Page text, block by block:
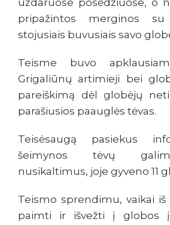
uždaruose posėdžiuose, o
pripažintos merginos
stojusiais buvusiais savo
Teisme buvo
Grigaliūnų artimieji bei
pareiškimą dėl globėjų
parašiusios paauglės tėvas.
Teisėsaugą pasiekus
šeimynos tėvų
nusikaltimus, joje gyveno 11
Teismo sprendimu, vaikai
paimti ir išvežti į globos